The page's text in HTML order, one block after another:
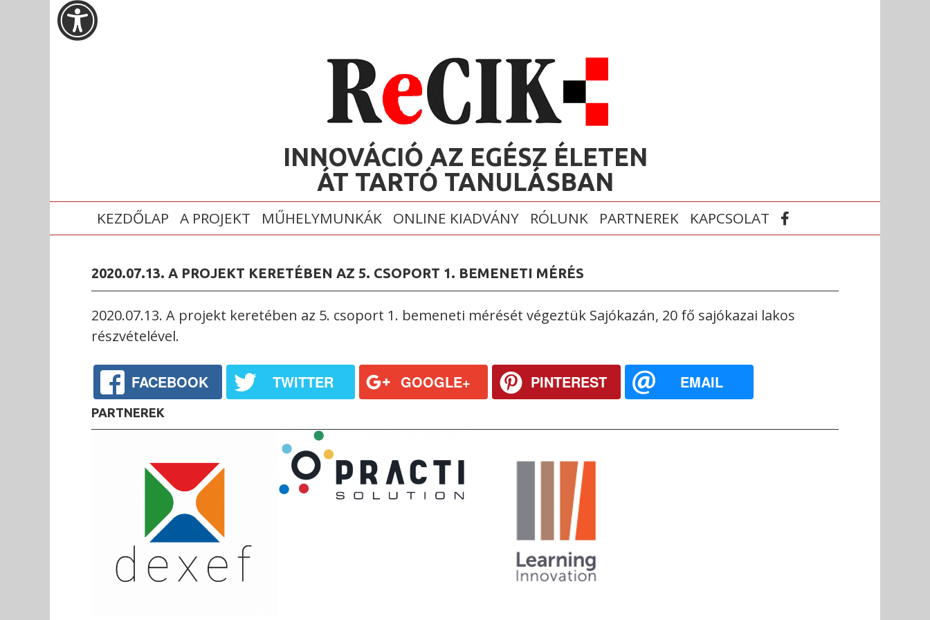
INNOVÁCIÓ AZ EGÉSZ ÉLETEN
ÁT TARTÓ TANULÁSBAN
FŐMENÜ
KEZDŐLAP A PROJEKT MŰHELYMUNKÁK ONLINE KIADVÁNY RÓLUNK PARTNEREK KAPCSOLAT
2020.07.13. A PROJEKT KERETÉBEN AZ 5. CSOPORT 1. BEMENETI MÉRÉS
2020.07.13. A projekt keretében az 5. csoport 1. bemeneti mérését végeztük Sajókazán, 20 fő sajókazai lakos
részvételével.
FACEBOOK TWITTER GOOGLE+ PINTEREST EMAIL
PARTNEREK